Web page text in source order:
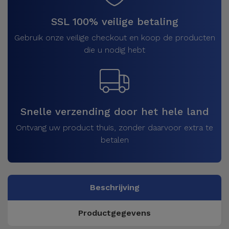
SSL 100% veilige betaling
Gebruik onze veilige checkout en koop de producten
die u nodig hebt
Snelle verzending door het hele land
Ontvang uw product thuis, zonder daarvoor extra te
betalen
Beschrijving
Productgegevens